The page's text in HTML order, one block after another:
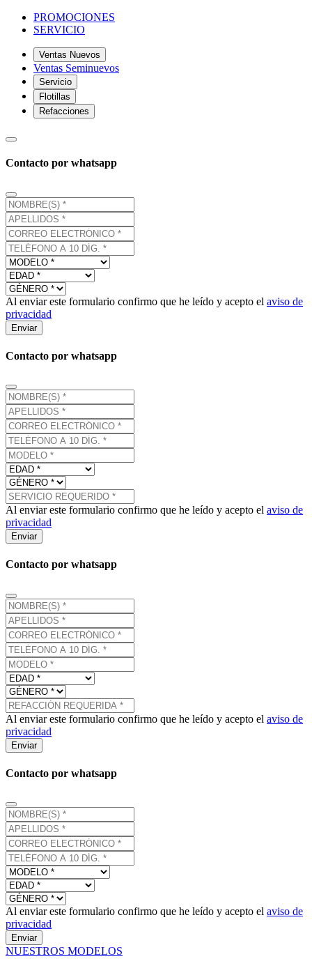
PROMOCIONES
SERVICIO
Ventas Nuevos
Ventas Seminuevos
Servicio
Flotillas
Refacciones
Contacto por whatsapp
Al enviar este formulario confirmo que he leído y acepto el aviso de
privacidad
Enviar
Contacto por whatsapp
Al enviar este formulario confirmo que he leído y acepto el aviso de
privacidad
Enviar
Contacto por whatsapp
Al enviar este formulario confirmo que he leído y acepto el aviso de
privacidad
Enviar
Contacto por whatsapp
Al enviar este formulario confirmo que he leído y acepto el aviso de
privacidad
Enviar
NUESTROS MODELOS